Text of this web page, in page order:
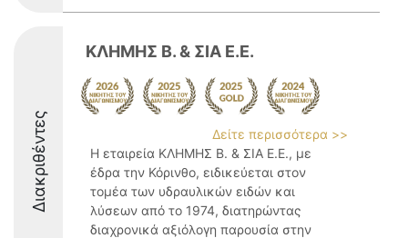
Διακριθέντες
ΚΛΗΜΗΣ Β. & ΣΙΑ Ε.Ε.
Δείτε περισσότερα >>
Η εταιρεία ΚΛΗΜΗΣ Β. & ΣΙΑ Ε.Ε., με
έδρα την Κόρινθο, ειδικεύεται στον
τομέα των υδραυλικών ειδών και
λύσεων από το 1974, διατηρώντας
διαχρονικά αξιόλογη παρουσία στην